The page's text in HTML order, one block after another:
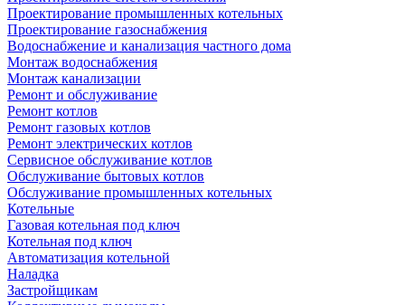
Проектирование промышленных котельных
Проектирование газоснабжения
Водоснабжение и канализация частного дома
Монтаж водоснабжения
Монтаж канализации
Ремонт и обслуживание
Ремонт котлов
Ремонт газовых котлов
Ремонт электрических котлов
Сервисное обслуживание котлов
Обслуживание бытовых котлов
Обслуживание промышленных котельных
Котельные
Газовая котельная под ключ
Котельная под ключ
Автоматизация котельной
Наладка
Застройщикам